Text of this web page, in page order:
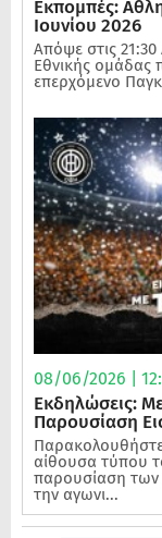
Εκπομπές:
Ιουνίου 2026
Απόψε στις
Εθνικής ομάδας
επερχόμενο
08/06/2026 |
Εκδηλώσεις:
Παρουσίαση
αίθουσα τύπου
παρουσίαση των
την αγωνι...